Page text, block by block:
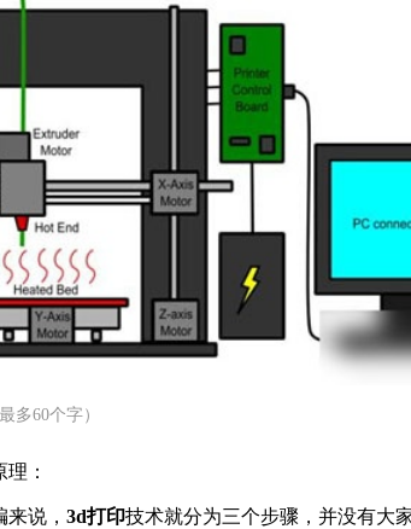
多60个字）
：
说， 3d打印技术就分为三个步骤，并没有大